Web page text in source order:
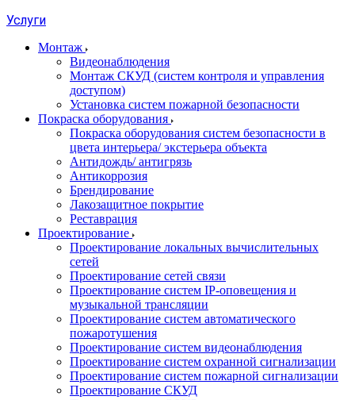
Услуги
Монтаж
Видеонаблюдения
Монтаж СКУД (систем контроля и управления
доступом)
Установка систем пожарной безопасности
Покраска оборудования
Покраска оборудования систем безопасности в
цвета интерьера/ экстерьера объекта
Антидождь/ антигрязь
Антикоррозия
Брендирование
Лакозащитное покрытие
Реставрация
Проектирование
Проектирование локальных вычислительных
сетей
Проектирование сетей связи
Проектирование систем IP-оповещения и
музыкальной трансляции
Проектирование систем автоматического
пожаротушения
Проектирование систем видеонаблюдения
Проектирование систем охранной сигнализации
Проектирование систем пожарной сигнализации
Проектирование СКУД